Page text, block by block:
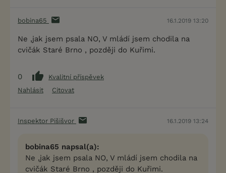
bobina65 16.1.2019 13:20
Ne ,jak jsem psala NO, V mládí jsem chodila na
cvičák Staré Brno , později do Kuřimi.
0
Kvalitní příspěvek
Nahlásit
Citovat
Inspektor Pišišvor 16.1.2019 13:24
bobina65 napsal(a):
Ne ,jak jsem psala NO, V mládí jsem chodila na
cvičák Staré Brno , později do Kuřimi.